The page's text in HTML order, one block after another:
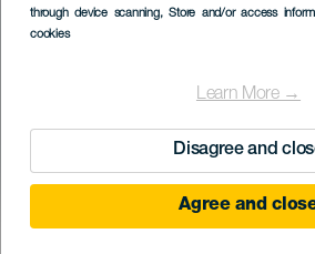
through device scanning, Store and/or access
cookies
Learn More →
Disagree and
Agree and